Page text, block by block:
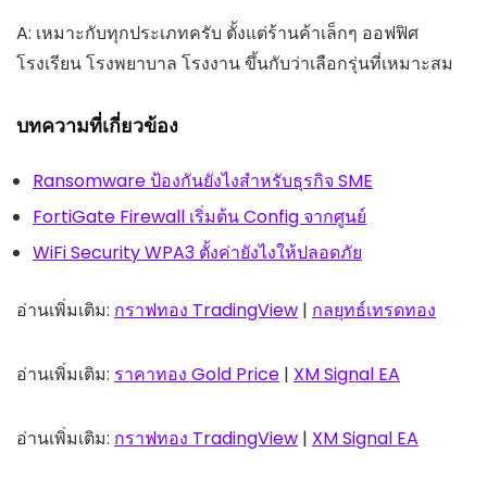
A: เหมาะกับทุกประเภทครับ ตั้งแต่ร้านค้าเล็กๆ ออฟฟิศ
โรงเรียน โรงพยาบาล โรงงาน ขึ้นกับว่าเลือกรุ่นที่เหมาะสม
บทความที่เกี่ยวข้อง
Ransomware ป้องกันยังไงสำหรับธุรกิจ SME
FortiGate Firewall เริ่มต้น Config จากศูนย์
WiFi Security WPA3 ตั้งค่ายังไงให้ปลอดภัย
อ่านเพิ่มเติม: กราฟทอง TradingView | กลยุทธ์เทรดทอง
อ่านเพิ่มเติม: ราคาทอง Gold Price | XM Signal EA
อ่านเพิ่มเติม: กราฟทอง TradingView | XM Signal EA